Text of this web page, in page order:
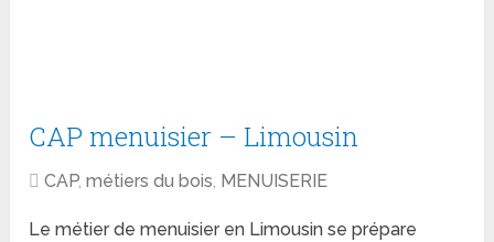
CAP menuisier – Limousin
CAP,métiers du bois, MENUISERIE
Le métier de menuisier en Limousin se prépare